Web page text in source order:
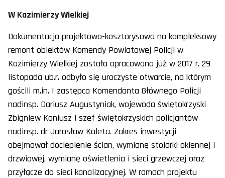
W Kazimierzy Wielkiej
Dokumentacja projektowo-kosztorysowa na kompleksowy
remont obiektów Komendy Powiatowej Policji w
Kazimierzy Wielkiej została opracowana już w 2017 r. 29
listopada ub.r. odbyło się uroczyste otwarcie, na którym
gościli m.in. I zastępca Komendanta Głównego Policji
nadinsp. Dariusz Augustyniak, wojewoda świętokrzyski
Zbigniew Koniusz i szef świętokrzyskich policjantów
nadinsp. dr Jarosław Kaleta. Zakres inwestycji
obejmował docieplenie ścian, wymianę stolarki okiennej i
drzwiowej, wymianę oświetlenia i sieci grzewczej oraz
przyłącze do sieci kanalizacyjnej. W ramach projektu